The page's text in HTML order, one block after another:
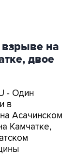
на
двое
- Один
в
Асачинском
Камчатке,